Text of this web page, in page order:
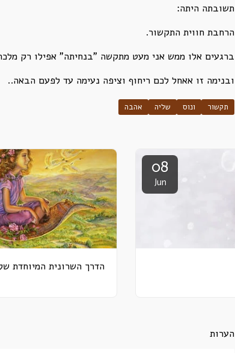
תשובתה היתה:
הרחבת חווית התקשור.
ברגעים אלו ממש אני מעט מתקשה "בנחיתה" אפילו רק
ובנימה זו אאחל לכם ריחוף וציפה נעימה עד לפעם הבאה..
תקשור ונוס שליה אהבה
08
Jun
הדרך השרונית המיוחדת
הערות